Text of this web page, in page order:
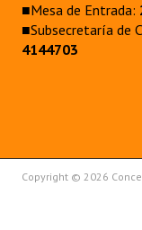
■Mesa de Entrada:
■Subsecretaría de
4144703
Copyright © 2026